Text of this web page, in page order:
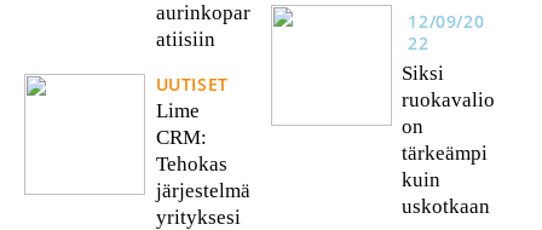
aurinkopar
atiisiin
UUTISET
Lime
CRM:
Tehokas
järjestelmä
yrityksesi
12/09/20
22
Siksi
ruokavalio
on
tärkeämpi
kuin
uskotkaan